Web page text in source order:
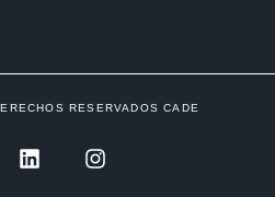
RESERVADOS CADE